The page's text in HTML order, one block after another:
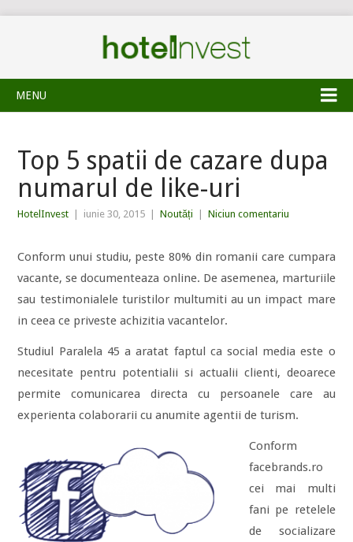
MENU
Top 5 spatii de cazare dupa
numarul de like-uri
HotelInvest iunie 30, 2015 Noutăți Niciun comentariu
Conform unui studiu, peste 80% din romanii care cumpara
vacante, se documenteaza online. De asemenea, marturiile
sau testimonialele turistilor multumiti au un impact mare
in ceea ce priveste achizitia vacantelor.
Studiul Paralela 45 a aratat faptul ca social media este o
necesitate pentru potentialii si actualii clienti, deoarece
permite comunicarea directa cu persoanele care au
experienta colaborarii cu anumite agentii de turism.
Conform
facebrands.ro
cei mai multi
fani pe retelele
de socializare